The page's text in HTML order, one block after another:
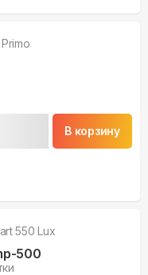
В корзину
550 Lux
500